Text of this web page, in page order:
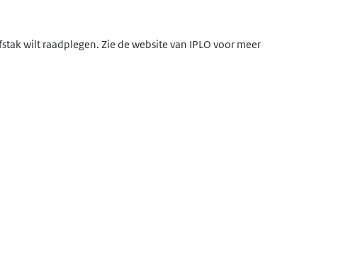
wilt raadplegen. Zie de website van IPLO voor meer